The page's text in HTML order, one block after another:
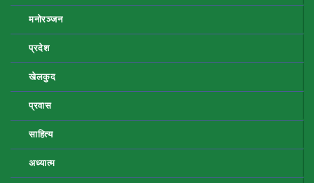
मनोरञ्जन
प्रदेश
खेलकुद
प्रवास
साहित्य
अध्यात्म